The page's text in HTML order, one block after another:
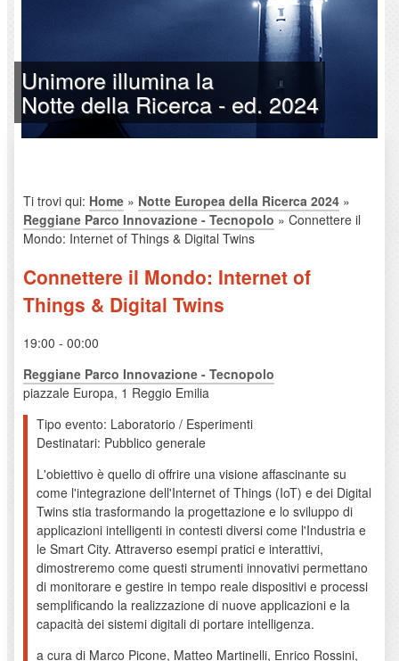
Unimore illumina la
Notte della Ricerca - ed. 2024
Ti trovi qui: Home » Notte Europea della Ricerca 2024 »
Reggiane Parco Innovazione - Tecnopolo » Connettere il
Mondo: Internet of Things & Digital Twins
Connettere il Mondo: Internet of
Things & Digital Twins
19:00 - 00:00
Reggiane Parco Innovazione - Tecnopolo
piazzale Europa, 1 Reggio Emilia
Tipo evento: Laboratorio / Esperimenti
Destinatari: Pubblico generale
L'obiettivo è quello di offrire una visione affascinante su
come l'integrazione dell'Internet of Things (IoT) e dei Digital
Twins stia trasformando la progettazione e lo sviluppo di
applicazioni intelligenti in contesti diversi come l'Industria e
le Smart City. Attraverso esempi pratici e interattivi,
dimostreremo come questi strumenti innovativi permettano
di monitorare e gestire in tempo reale dispositivi e processi
semplificando la realizzazione di nuove applicazioni e la
capacità dei sistemi digitali di portare intelligenza.
a cura di Marco Picone, Matteo Martinelli, Enrico Rossini,